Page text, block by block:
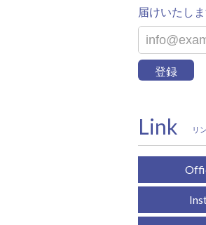
届けいたしま
登録
Link リ